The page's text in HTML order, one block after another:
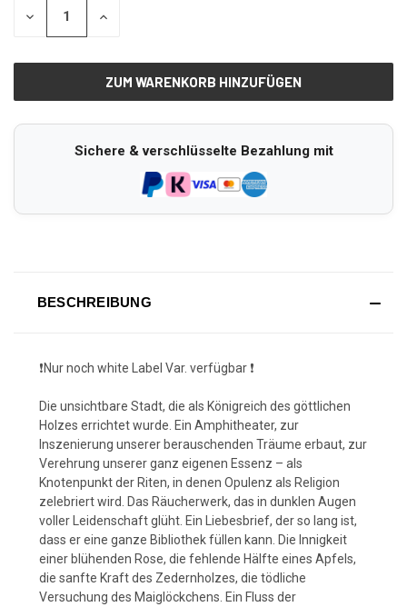
MENGE
UNDEFINED
MENGE
Sichere & verschlüsselte Bezahlung mit
BESCHREIBUNG
❗️Nur noch white Label Var. verfügbar ❗️
Die unsichtbare Stadt, die als Königreich des göttlichen
Holzes errichtet wurde. Ein Amphitheater, zur
Inszenierung unserer berauschenden Träume erbaut, zur
Verehrung unserer ganz eigenen Essenz – als
Knotenpunkt der Riten, in denen Opulenz als Religion
zelebriert wird. Das Räucherwerk, das in dunklen Augen
voller Leidenschaft glüht. Ein Liebesbrief, der so lang ist,
dass er eine ganze Bibliothek füllen kann. Die Innigkeit
einer blühenden Rose, die fehlende Hälfte eines Apfels,
die sanfte Kraft des Zedernholzes, die tödliche
Versuchung des Maiglöckchens. Ein Fluss der